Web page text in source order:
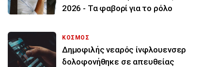
2026 - Τα φαβορί για το ρόλο
ΚΟΣΜΟΣ
Δημοφιλής νεαρός ίνφλουενσερ
δολοφονήθηκε σε απευθείας